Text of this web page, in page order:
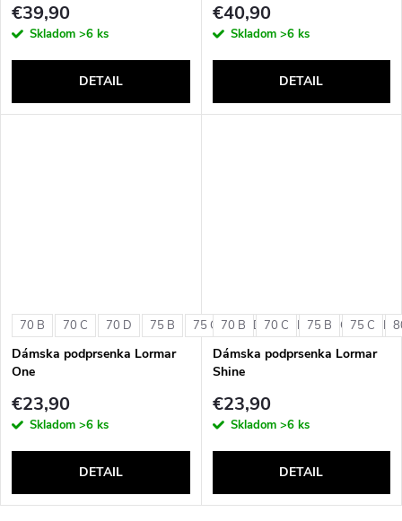
€39,90
Skladom >6 ks
DETAIL
€40,90
Skladom >6 ks
DETAIL
70 B 70 C 70 D 75 B 75 C 75 D 80 B 80 C 80 D
Dámska podprsenka Lormar
One
€23,90
Skladom >6 ks
DETAIL
70 B 70 C 75 B 75 C
Dámska podprsenka Lormar
Shine
€23,90
Skladom >6 ks
DETAIL